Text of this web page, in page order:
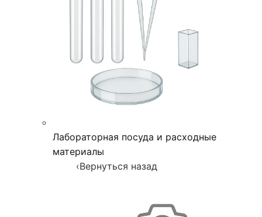
Лабораторная посуда и расходные
материалы
‹Вернуться назад